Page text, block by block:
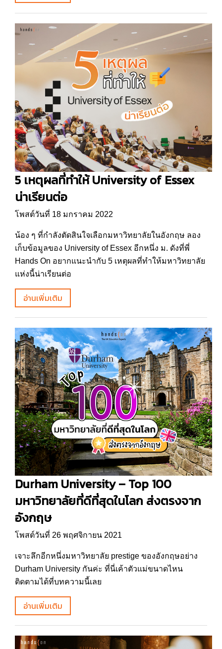
5 เหตุผลที่ทำให้ University of Essex
น่าเรียนต่อ
โพสต์วันที่ 18 มกราคม 2022
น้อง ๆ ที่กำลังตัดสินใจเลือกมหาวิทยาลัยในอังกฤษ ลอง
เก็บข้อมูลของ University of Essex อีกหนึ่ง ม. ดังที่พี่
Hands On อยากแนะนำกับ 5 เหตุผลที่ทำให้มหาวิทยาลัย
แห่งนี้น่าเรียนต่อ
อ่านเพิ่มเติม
Durham University – Top 100
มหาวิทยาลัยที่ดีที่สุดในโลก ส่งตรงจาก
อังกฤษ
โพสต์วันที่ 26 พฤศจิกายน 2021
เจาะลึกอีกหนึ่งมหาวิทยาลัย prestige ของอังกฤษอย่าง
Durham University กันค่ะ ที่นี่เค้าตัวแม่ขนาดไหน
ติดตามได้ที่บทความนี้เลย
อ่านเพิ่มเติม